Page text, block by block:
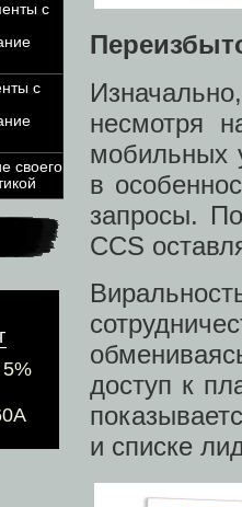
с
с
своего
несмотря
мобильных
в
запросы.
CCS
доступ к
и списке